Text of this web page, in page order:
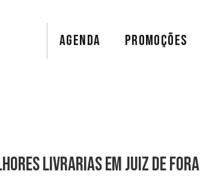
AGENDA PROMOÇÕES
livrarias em Juiz de Fora